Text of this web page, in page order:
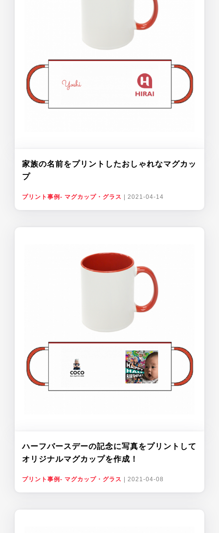
家族の名前をプリントしたおしゃれなマグカッ
プ
プリント事例- マグカップ・グラス 2021-04-14
ハーフバースデーの記念に写真をプリントして
オリジナルマグカップを作成！
プリント事例- マグカップ・グラス 2021-04-08